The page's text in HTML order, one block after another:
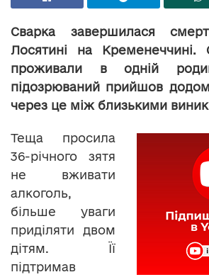
Сварка завершилася
Лосятині на Кременеччині.
проживали в одній
підозрюваний прийшов
через це між близькими
Теща просила
36-річного зятя
не вживати
алкоголь,
більше уваги
приділяти двом
дітям. Її
підтримав